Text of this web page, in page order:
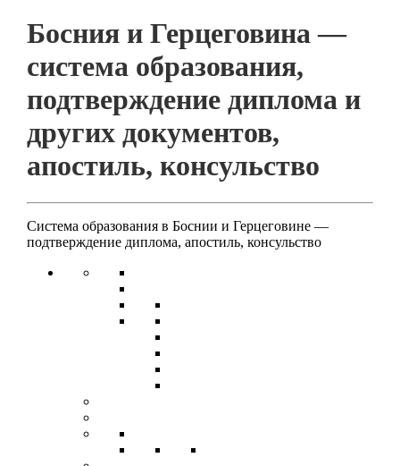
Босния и Герцеговина —
система образования,
подтверждение диплома и
других документов,
апостиль, консульство
Система образования в Боснии и Герцеговине —
подтверждение диплома, апостиль, консульство